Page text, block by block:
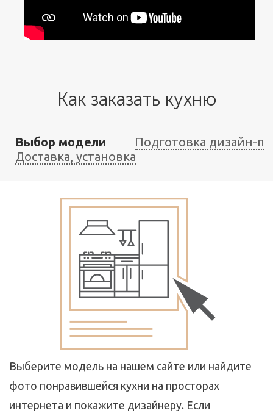
Как заказать кухню
Выбор модели
Подготовка дизайн-
Доставка, установка
Выберите модель на нашем сайте или найдите
фото понравившейся кухни на просторах
интернета и покажите дизайнеру. Если